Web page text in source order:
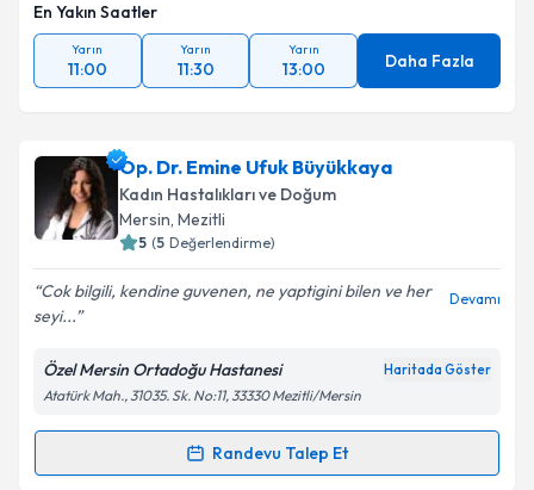
En Yakın Saatler
Yarın
11:00
Yarın
11:30
Yarın
13:00 Daha Fazla
Op. Dr. Emine Ufuk Büyükkaya
Kadın Hastalıkları ve Doğum
Mersin, Mezitli
5 (5 Değerlendirme)
Cok bilgili, kendine guvenen, ne yaptigini bilen ve her
seyi...
Devamı
Özel Mersin Ortadoğu Hastanesi Haritada Göster
Atatürk Mah., 31035. Sk. No:11, 33330 Mezitli/Mersin
Randevu Talep Et
Randevu Takvimi Talebi